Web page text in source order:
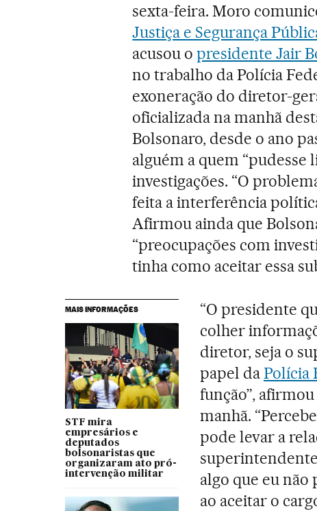
sexta-feira. Moro
Justiça e Segurança
acusou opresidente Jair
no trabalho da Polícia
exoneração do diretor-
oficializada na manhã
Bolsonaro, desde o ano
alguém a quem
investigações. “O
feita a interferência
Afirmou ainda que
“preocupações com
tinha como aceitar essa
MAIS INFORMAÇÕES
STF mira
empresários e
deputados
bolsonaristas que
organizaram ato pró-
intervenção militar
“O presidente
colher
diretor, seja o
papel daPolícia
função”, afirmou
manhã.
pode levar a
algo que eu não
ao aceitar o